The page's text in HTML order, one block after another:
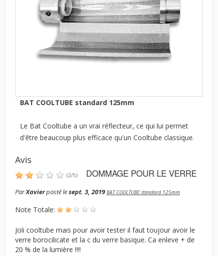
BAT COOLTUBE standard 125mm
Le Bat Cooltube a un vrai réflecteur, ce qui lui permet
d'être beaucoup plus efficace qu'un Cooltube classique.
Avis
(2/5) DOMMAGE POUR LE VERRE
ParXavierposté lesept. 3, 2019 BAT COOLTUBE standard 125mm
Note Totale:
Joli cooltube mais pour avoir tester il faut toujour avoir le
verre borocilicate et la c du verre basique. Ca enleve + de
20 % de la lumière !!!!